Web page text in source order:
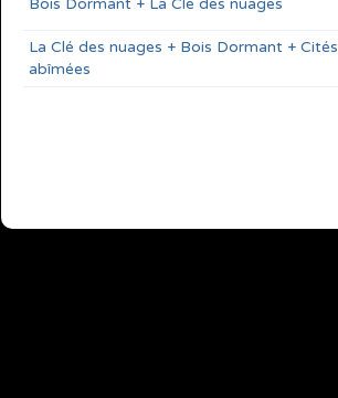
Bois Dormant + La Clé des nuages
La Clé des nuages + Bois Dormant + Cités
abîmées